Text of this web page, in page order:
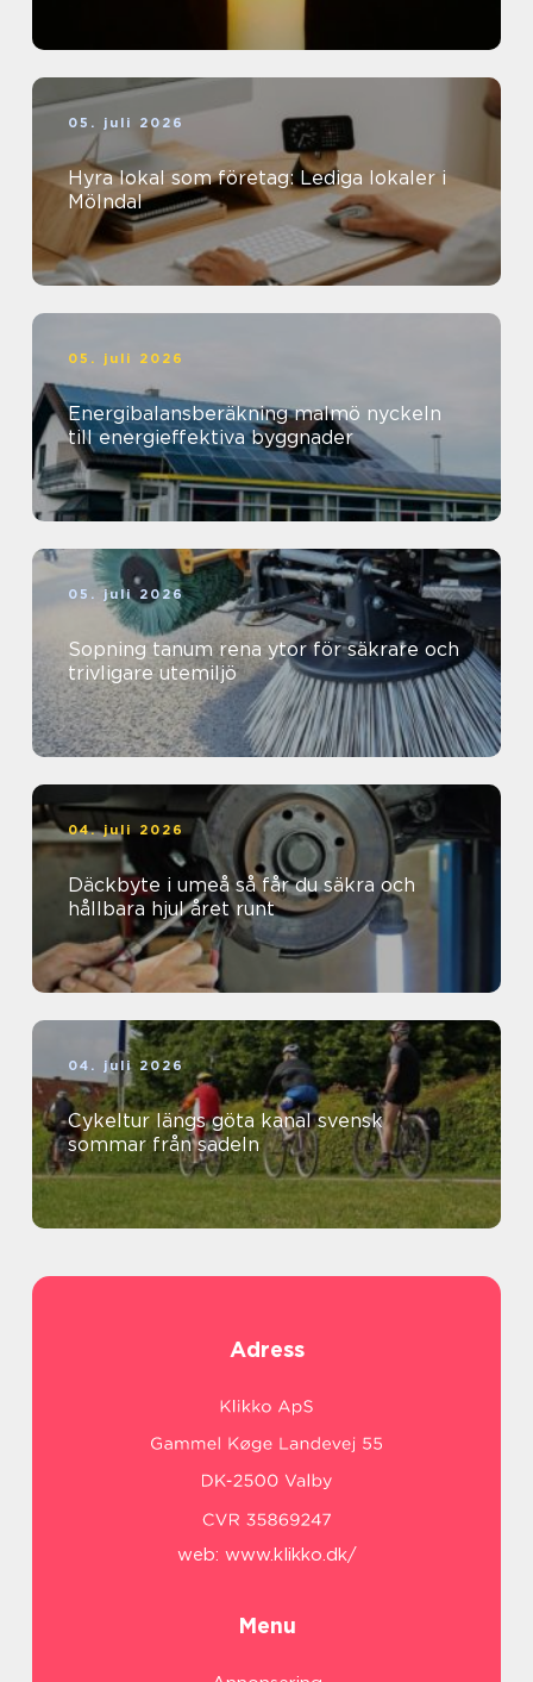
05. juli 2026
Hyra lokal som företag: Lediga lokaler i
Mölndal
05. juli 2026
Energibalansberäkning malmö nyckeln
till energieffektiva byggnader
05. juli 2026
Sopning tanum rena ytor för säkrare och
trivligare utemiljö
04. juli 2026
Däckbyte i umeå så får du säkra och
hållbara hjul året runt
04. juli 2026
Cykeltur längs göta kanal svensk
sommar från sadeln
Adress
web: www.klikko.dk/
Menu